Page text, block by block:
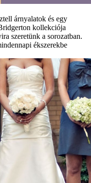
árnyalatok és egy
kollekciója
szeretünk a sorozatban.
ékszerekbe